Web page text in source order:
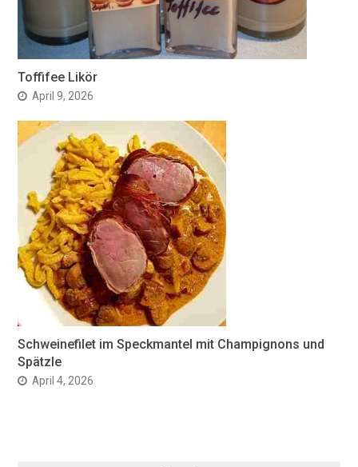
Toffifee Likör
April 9, 2026
Schweinefilet im Speckmantel mit Champignons und
Spätzle
April 4, 2026